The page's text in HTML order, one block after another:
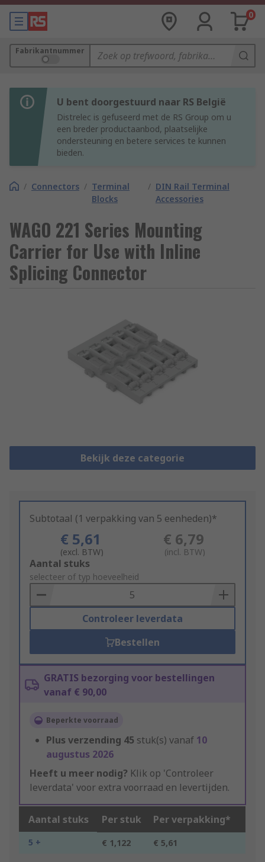
0
Fabrikantnummer
U bent doorgestuurd naar RS België
Distrelec is gefuseerd met de RS Group om u
een breder productaanbod, plaatselijke
ondersteuning en betere services te kunnen
bieden.
/ Connectors / Terminal
Blocks
/ DIN Rail Terminal
Accessories
WAGO 221 Series Mounting
Carrier for Use with Inline
Splicing Connector
Bekijk deze categorie
Subtotaal (1 verpakking van 5 eenheden)*
€ 5,61
(excl. BTW)
€ 6,79
(incl. BTW)
Add
to
Basket
Aantal stuks
selecteer of typ hoeveelheid
Controleer leverdata
Bestellen
GRATIS bezorging voor bestellingen
vanaf € 90,00
Beperkte voorraad
Plus verzending 45 stuk(s) vanaf 10
augustus 2026
Heeft u meer nodig? Klik op 'Controleer
leverdata' voor extra voorraad en levertijden.
Aantal stuks Per stuk Per verpakking*
5 + € 1,122 € 5,61